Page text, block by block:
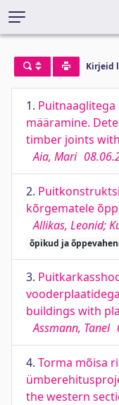
Kirjeid
1.
määramine.
timber joints
Aia, Mari
2.
kõrgematele
Allikas, Leonid;
õpikud ja
3.
buildings with
Assmann, Tanel
4. Torma mõisa
the western